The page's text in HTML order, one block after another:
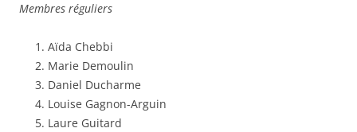
Membres réguliers
Aïda Chebbi
Marie Demoulin
Daniel Ducharme
Louise Gagnon-Arguin
Laure Guitard